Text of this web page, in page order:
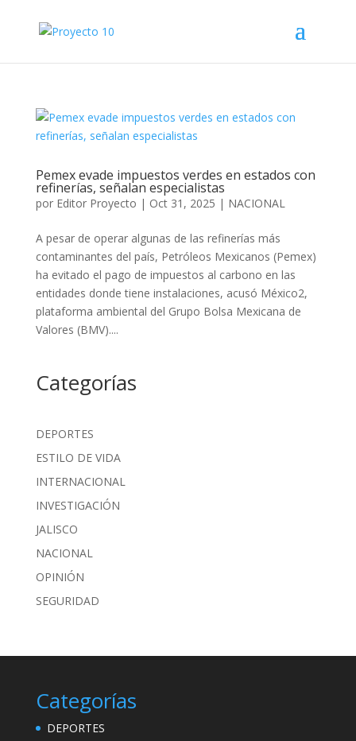
Pemex evade impuestos verdes en estados con
refinerías, señalan especialistas
por Editor Proyecto | Oct 31, 2025 | NACIONAL
A pesar de operar algunas de las refinerías más
contaminantes del país, Petróleos Mexicanos (Pemex)
ha evitado el pago de impuestos al carbono en las
entidades donde tiene instalaciones, acusó México2,
plataforma ambiental del Grupo Bolsa Mexicana de
Valores (BMV)....
Categorías
DEPORTES
ESTILO DE VIDA
INTERNACIONAL
INVESTIGACIÓN
JALISCO
NACIONAL
OPINIÓN
SEGURIDAD
Categorías
DEPORTES